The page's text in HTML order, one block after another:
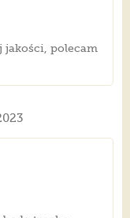
jakości, polecam